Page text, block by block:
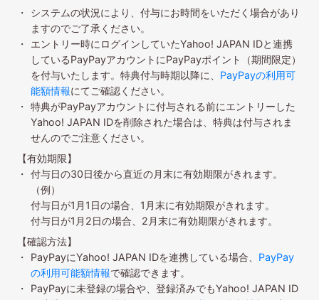
システムの状況により、付与にお時間をいただく場合があり
ますのでご了承ください。
エントリー時にログインしていたYahoo! JAPAN IDと連携
しているPayPayアカウントにPayPayポイント（期間限定）
を付与いたします。特典付与時期以降に、 PayPayの利用可
能額情報にてご確認ください。
特典がPayPayアカウントに付与される前にエントリーした
Yahoo! JAPAN IDを削除された場合は、特典は付与されま
せんのでご注意ください。
【有効期限】
付与日の30日後から直近の月末に有効期限がきれます。
（例）
付与日が1月1日の場合、1月末に有効期限がきれます。
付与日が1月2日の場合、2月末に有効期限がきれます。
【確認方法】
PayPayにYahoo! JAPAN IDを連携している場合、 PayPay
の利用可能額情報で確認できます。
PayPayに未登録の場合や、登録済みでもYahoo! JAPAN ID